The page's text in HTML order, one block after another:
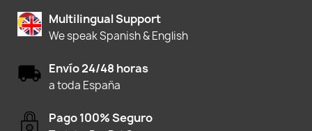
Multilingual Support
We speak Spanish & English
Envío 24/48 horas
a toda España
Pago 100% Seguro